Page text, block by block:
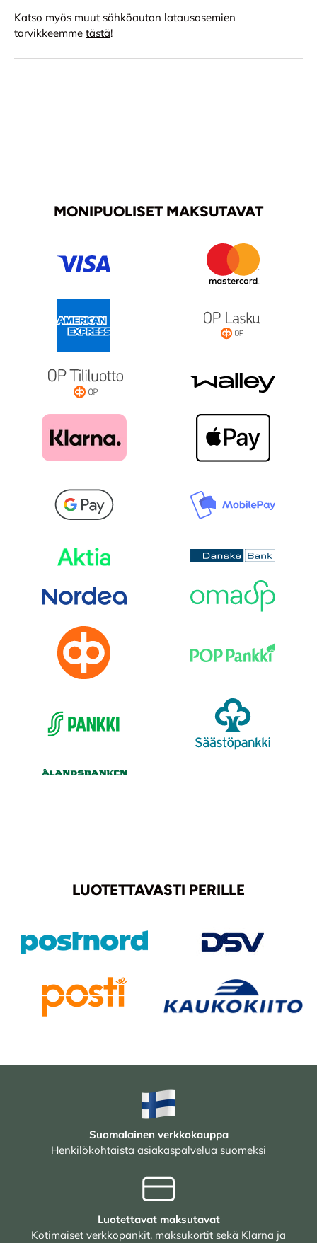
Katso myös muut sähköauton latausasemien
tarvikkeemme tästä!
MONIPUOLISET MAKSUTAVAT
LUOTETTAVASTI PERILLE
Suomalainen verkkokauppa
Henkilökohtaista asiakaspalvelua suomeksi
Luotettavat maksutavat
Kotimaiset verkkopankit, maksukortit sekä Klarna ja